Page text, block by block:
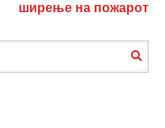
ширење на пожарот